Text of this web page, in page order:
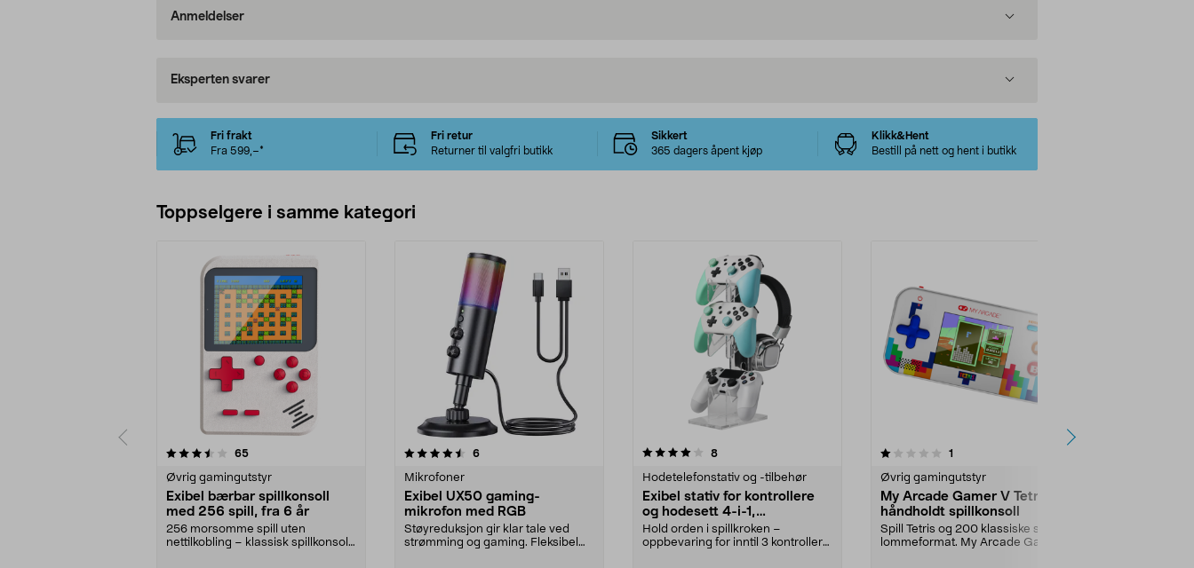
Anmeldelser
Eksperten svarer
Fri frakt
Fra 599,–*
Fri retur
Returner til valgfri butikk
Sikkert
365 dagers åpent kjøp
Klikk&Hent
Bestill på nett og hent i butikk
Toppselgere i samme kategori
65anmeldelser
Øvrig gamingutstyr
Exibel bærbar spillkonsoll
med 256 spill, fra 6 år
256 morsomme spill uten
nettilkobling – klassisk spillkonsoll
4.5 av 5 stjerner 6anmeldelser
Mikrofoner
Exibel UX50 gaming-
mikrofon med RGB
Støyreduksjon gir klar tale ved
strømming og gaming. Fleksibel
4.0 av 5 stjerner 8anmeldelser
Hodetelefonstativ og -tilbehør
Exibel stativ for kontrollere
og hodesett 4-i-1,
transparent
Hold orden i spillkroken –
oppbevaring for inntil 3 kontrollere
1.0 av 5 stjerner 1
Øvrig gamingutstyr
My Arcade Gamer V Tetris
håndholdt spillkonsoll
Spill Tetris og 200 klassiske spill i
lommeformat. My Arcade Gamer
1.0 av 5 stjerner